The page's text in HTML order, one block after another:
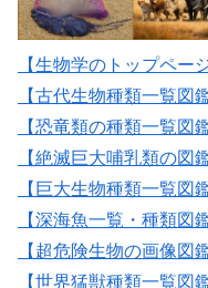
【生物学のトップページ
【古代生物種類一覧図鑑
【恐竜類の種類一覧図鑑
【絶滅巨大哺乳類の図鑑
【巨大生物種類一覧図鑑
【深海魚一覧・種類図鑑
【超危険生物の画像図鑑
【世界猛獣種類一覧図鑑